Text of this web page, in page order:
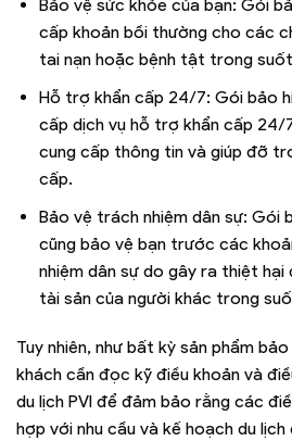
Bảo vệ sức khỏe của bạn: Gói
cấp khoản bồi thường cho các
tai nạn hoặc bệnh tật trong
Hỗ trợ khẩn cấp 24/7: Gói bảo
cấp dịch vụ hỗ trợ khẩn cấp 24/
cung cấp thông tin và giúp đỡ
cấp.
Bảo vệ trách nhiệm dân sự: Gói
cũng bảo vệ bạn trước các
nhiệm dân sự do gây ra thiệt hại
tài sản của người khác trong
Tuy nhiên, như bất kỳ sản phẩm
khách cần đọc kỹ điều khoản và
du lịch PVI để đảm bảo rằng các
hợp với nhu cầu và kế hoạch du lịch